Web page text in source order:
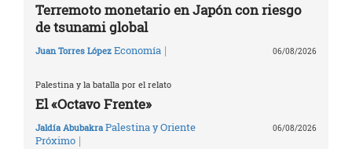
Terremoto monetario en Japón con riesgo
de tsunami global
Juan Torres López Economía | 06/08/2026
Palestina y la batalla por el relato
El «Octavo Frente»
Jaldía Abubakra Palestina y Oriente
Próximo |
06/08/2026